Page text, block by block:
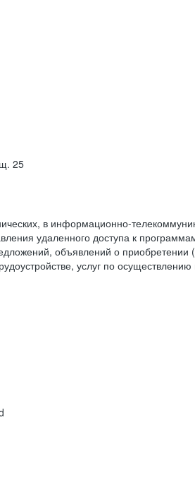
25
в информационно-
удаленного доступа к
объявлений о приобретении
услуг по осуществлению